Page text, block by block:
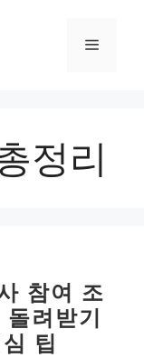
메
정리
참여 조
려받기
팁